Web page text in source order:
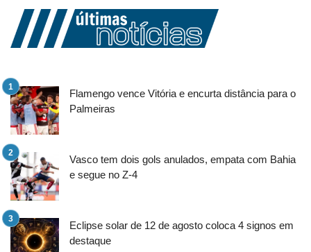
Flamengo vence Vitória e encurta distância para o
Palmeiras
Vasco tem dois gols anulados, empata com Bahia
e segue no Z-4
Eclipse solar de 12 de agosto coloca 4 signos em
destaque